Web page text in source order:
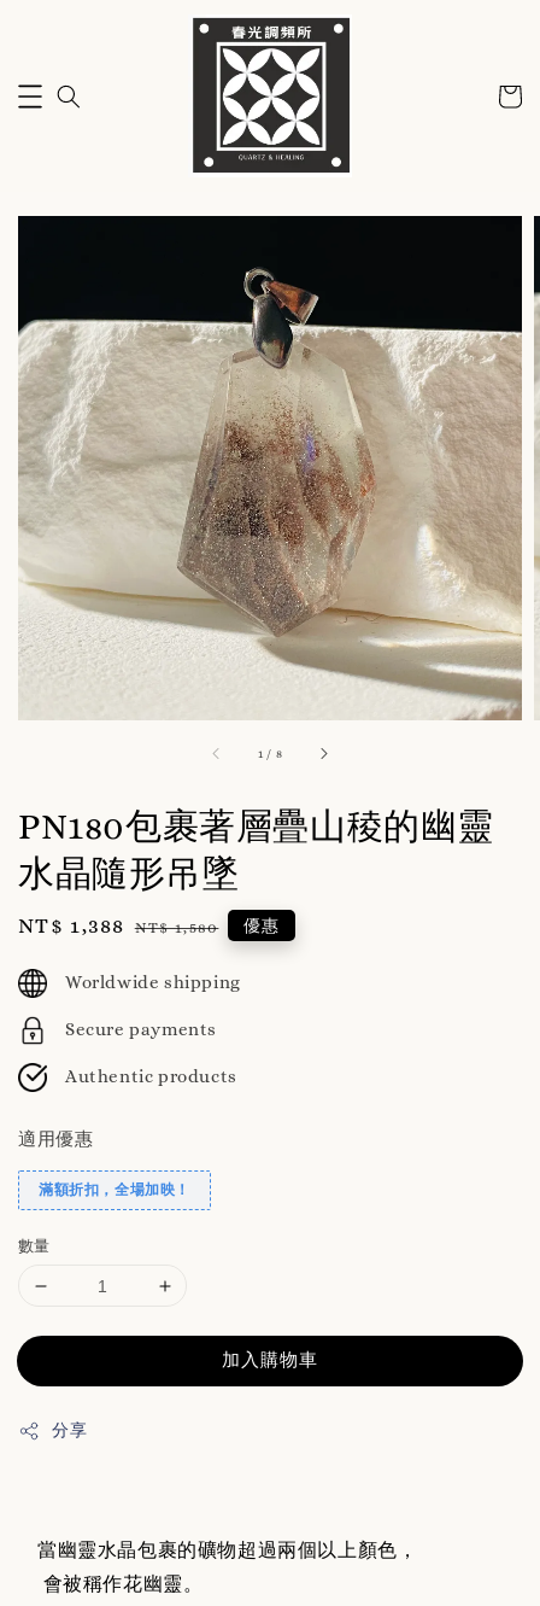
1 / 8
PN180包裹著層疊山稜的幽靈
水晶隨形吊墜
Sale
NT$ 1,388 Regular
NT$ 1,580 優惠
Worldwide shipping
Secure payments
Authentic products
適用優惠
滿額折扣，全場加映！
數量
加入購物車
分享
當幽靈水晶包裹的礦物超過兩個以上顏色，
會被稱作花幽靈。